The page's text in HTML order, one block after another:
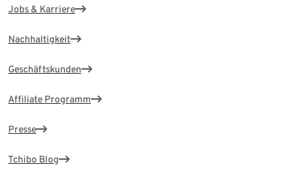
Jobs & Karriere
Nachhaltigkeit
Geschäftskunden
Affiliate Programm
Presse
Tchibo Blog